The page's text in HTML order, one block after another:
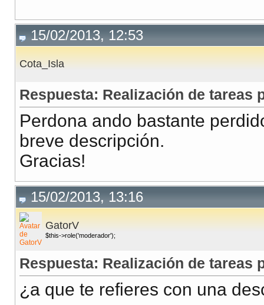
15/02/2013, 12:53
Cota_Isla
Respuesta: Realización de tareas
Perdona ando bastante
breve descripción.
Gracias!
15/02/2013, 13:16
GatorV
$this->role('moderador');
Respuesta: Realización de tareas
¿a que te refieres con una